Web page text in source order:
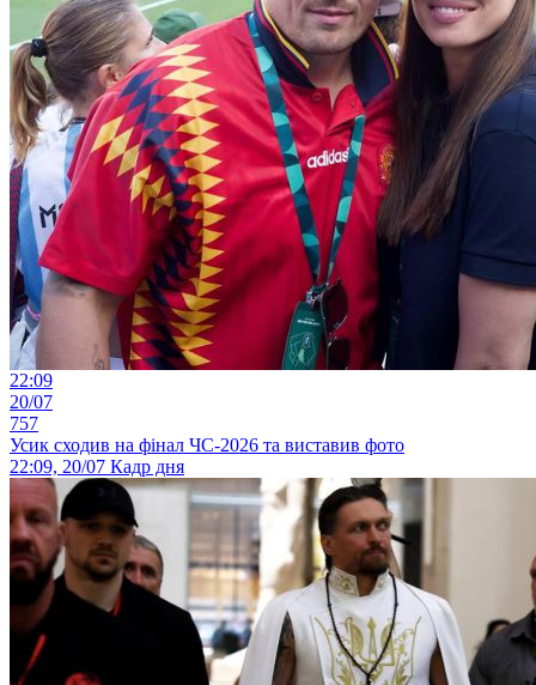
22:09
20/07
757
Усик сходив на фінал ЧС-2026 та виставив фото
22:09, 20/07 Кадр дня